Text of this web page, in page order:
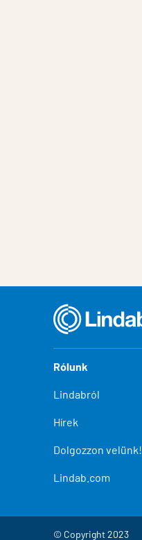
Rólunk
Lindabról
Hírek
Dolgozzon velünk!
Lindab.com
© Copyright 2023